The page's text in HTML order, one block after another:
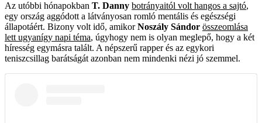
Az utóbbi hónapokban T. Danny botrányaitól volt hangos a sajtó,
egy ország aggódott a látványosan romló mentális és egészségi
állapotáért. Bizony volt idő, amikorNoszály Sándor összeomlása
lett ugyanígy napi téma, úgyhogy nem is olyan meglepő, hogy a két
híresség egymásra talált. A népszerű rapper és az egykori
teniszcsillag barátságát azonban nem mindenki nézi jó szemmel.